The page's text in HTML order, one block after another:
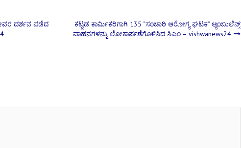
ದೇವರ ದರ್ಶನ ಪಡೆದ
ಕಟ್ಟಡ ಕಾರ್ಮಿಕರಿಗಾಗಿ 135 “ಸಂಚಾರಿ ಆರೋಗ್ಯ ಘಟಕ” ಆ್ಯಂಬುಲೆನ್ಸ್
ವಾಹನಗಳನ್ನು ಲೋಕಾರ್ಪಣೆಗೊಳಿಸಿದ ಸಿಎಂ – vishwanews24